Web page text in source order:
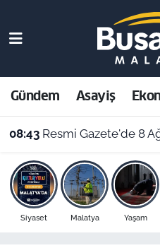
Gündem Asayiş
08:43 Resmi Gazete'de 8
Siyaset Malatya Yaşam
Asayiş
Ekonomi
Dünya
Bölge
Malatya Nöbetçi
Malatya Hava
Malatya Namaz
Malatya Trafik
Süper Lig Puan